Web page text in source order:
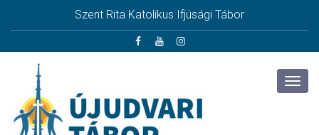
Szent Rita Katolikus Ifjúsági Tábor